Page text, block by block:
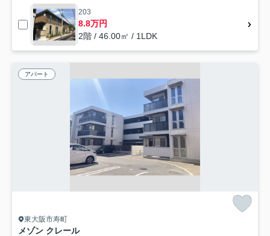
203
8.8万円
2階 / 46.00㎡ / 1LDK
アパート
東大阪市寿町
メゾン クレール